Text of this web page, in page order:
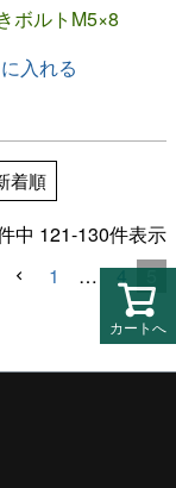
ボルトM5×8
入れる
着順
中 121-130件表示
1
… 4 5
カートへ